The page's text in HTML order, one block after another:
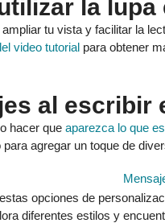
tu vista y facilitar la
video tutorial para obtener
al escribir
hacer que aparezca lo que
agregar un toque de
opciones de
diferentes estilos y